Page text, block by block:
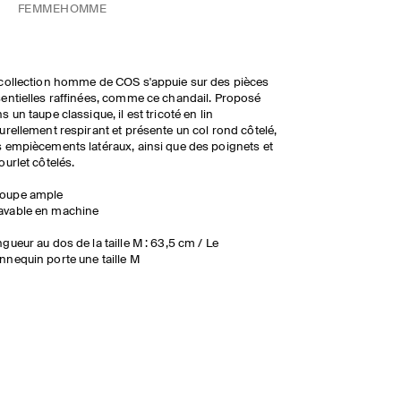
FEMMEHOMME
homme de COS s'appuie sur des pièces
raffinées, comme ce chandail. Proposé
un taupe classique, il est tricoté en lin
respirant et présente un col rond côtelé,
empiècements latéraux, ainsi que des poignets et
côtelés.
ample
en machine
au dos de la taille M : 63,5 cm / Le
porte une taille M